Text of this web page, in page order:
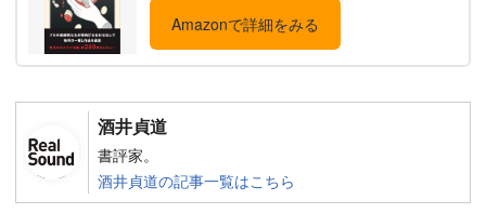
Amazonで詳細をみる
酒井貞道
書評家。
酒井貞道の記事一覧はこちら